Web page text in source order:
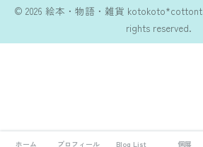
© 2026 絵本・物語・雑貨
rights reserved.
ホーム プロフィール Blog List 個展